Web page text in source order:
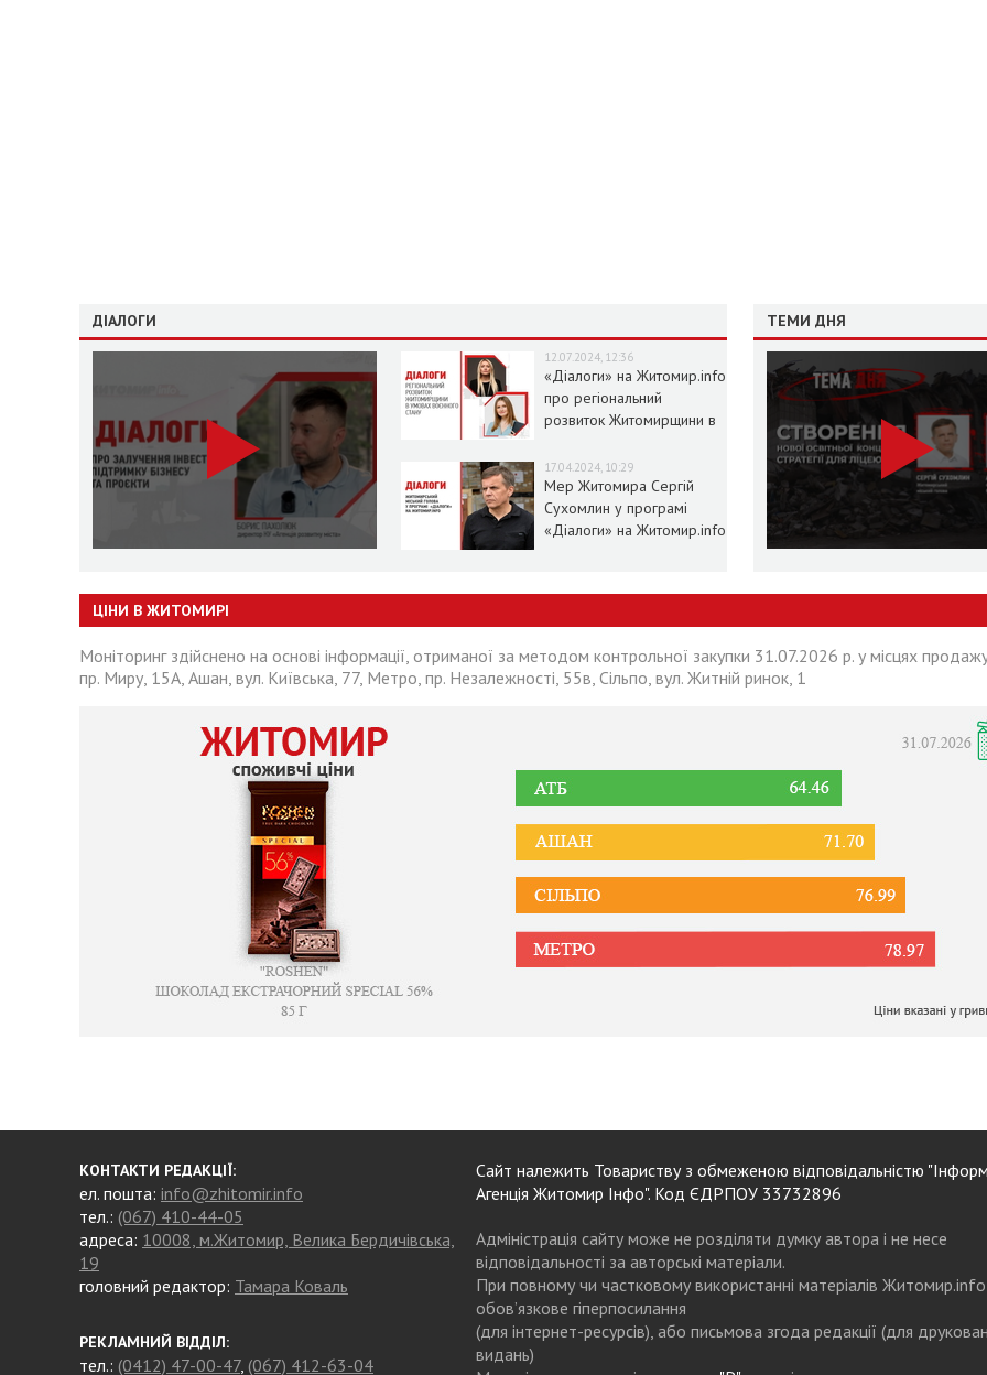
ДІАЛОГИ
12.07.2024, 12:36
«Діалоги» на Житомир.info
про регіональний
розвиток Житомирщини в
17.04.2024, 10:29
Мер Житомира Сергій
Сухомлин у програмі
«Діалоги» на Житомир.info
ТЕМИ ДНЯ
ЦІНИ В ЖИТОМИРІ
Моніторинг здійснено на основі інформації, отриманої за методом контрольної закупки 31.07.2026 р. у місцях
пр. Миру, 15А, Ашан, вул. Київська, 77, Метро, пр. Незалежності, 55в, Сільпо, вул. Житній ринок, 1
КОНТАКТИ РЕДАКЦІЇ:
ел. пошта: info@zhitomir.info
тел.: (067) 410-44-05
адреса: 10008, м.Житомир, Велика Бердичівська,
19
головний редактор: Тамара Коваль
РЕКЛАМНИЙ ВІДДІЛ:
тел.: (0412) 47-00-47, (067) 412-63-04
Сайт належить Товариству з обмеженою відповідальністю
Агенція Житомир Інфо". Код ЄДРПОУ 33732896
Адміністрація сайту може не розділяти думку автора і не несе
відповідальності за авторські матеріали.
При повному чи частковому використанні матеріалів Житомир.info
обов’язкове гіперпосилання
(для інтернет-ресурсів), або письмова згода редакції (для
видань)